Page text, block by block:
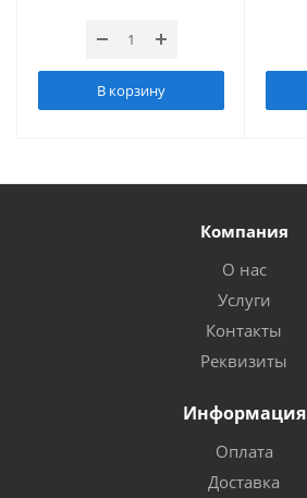
В корзину
Компания
О нас
Услуги
Контакты
Реквизиты
Информация
Оплата
Доставка